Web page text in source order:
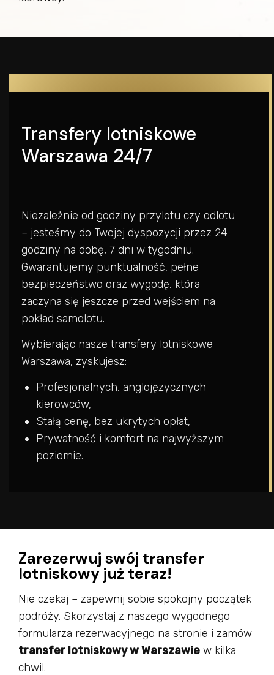
Transfery lotniskowe
Warszawa 24/7
Niezależnie od godziny przylotu czy odlotu
– jesteśmy do Twojej dyspozycji przez 24
godziny na dobę, 7 dni w tygodniu.
Gwarantujemy punktualność, pełne
bezpieczeństwo oraz wygodę, która
zaczyna się jeszcze przed wejściem na
pokład samolotu.
Wybierając nasze transfery lotniskowe
Warszawa, zyskujesz:
Profesjonalnych, anglojęzycznych
kierowców,
Stałą cenę, bez ukrytych opłat,
Prywatność i komfort na najwyższym
poziomie.
Zarezerwuj swój transfer
lotniskowy już teraz!
Nie czekaj – zapewnij sobie spokojny początek
podróży. Skorzystaj z naszego wygodnego
formularza rezerwacyjnego na stronie i zamów
transfer lotniskowy w Warszawie w kilka
chwil.